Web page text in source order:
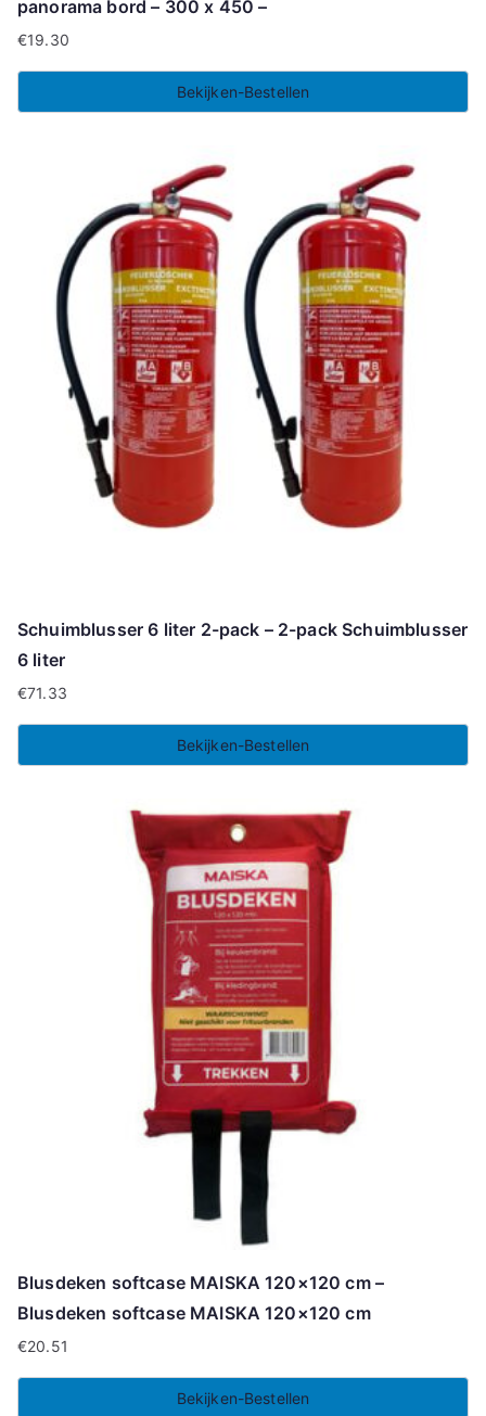
panorama bord – 300 x 450 –
€19.30
Bekijken-Bestellen
Schuimblusser 6 liter 2-pack – 2-pack Schuimblusser
6 liter
€71.33
Bekijken-Bestellen
Blusdeken softcase MAISKA 120×120 cm –
Blusdeken softcase MAISKA 120×120 cm
€20.51
Bekijken-Bestellen